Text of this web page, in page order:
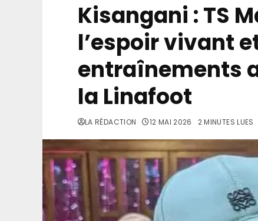
Kisangani : TS
l’espoir vivant
entraînements
la Linafoot
LA RÉDACTION 12 MAI 2026 2 MINUTES LUES